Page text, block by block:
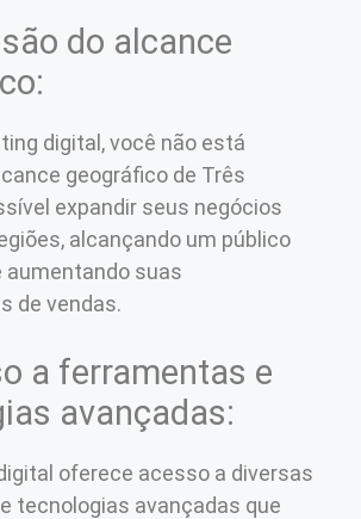
do alcance
digital, você não está
geográfico de Três
expandir seus negócios
alcançando um público
aumentando suas
de vendas.
a ferramentas e
avançadas:
oferece acesso a diversas
tecnologias avançadas que